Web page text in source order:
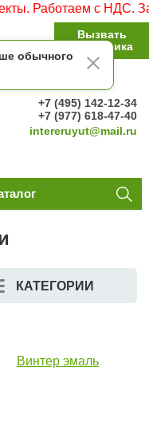
обычного
с НДС. Заявки
Вызвать
замерщика
+7 (495) 142-12-34
+7 (977) 618-47-40
intereruyut@mail.ru
КАТЕГОРИИ
Винтер эмаль